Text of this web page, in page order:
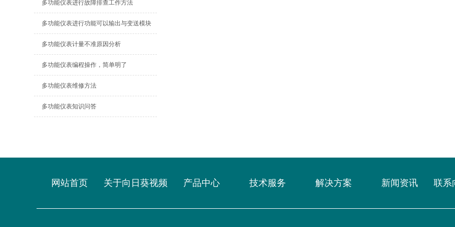
多功能仪表进行故障排查工作方法
多功能仪表进行功能可以输出与变送模块
多功能仪表计量不准原因分析
多功能仪表编程操作，简单明了
多功能仪表维修方法
多功能仪表知识问答
网站首页 关于向日葵视频 产品中心 技术服务 解决方案 新闻资讯 联系